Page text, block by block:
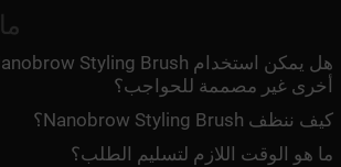
أخرى غير مصممة للحواجب؟
كيف ننظف Nanobrow Styling Brush؟
ما هو الوقت اللازم لتسليم الطلب؟